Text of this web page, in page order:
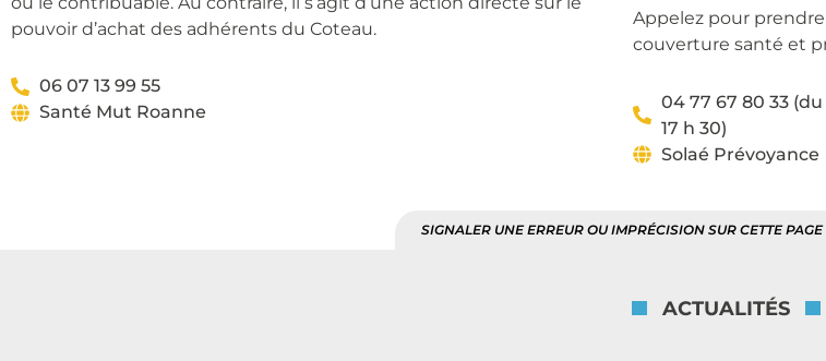
pouvoir d’achat des adhérents du Coteau.
06 07 13 99 55
Santé Mut Roanne
Appelez pour
couverture santé et
04 77 67 80 33
17 h 30)
Solaé Prévoyance
SIGNALER UNE ERREUR OU IMPRÉCISION SUR CETTE PAGE
ACTUALITÉS